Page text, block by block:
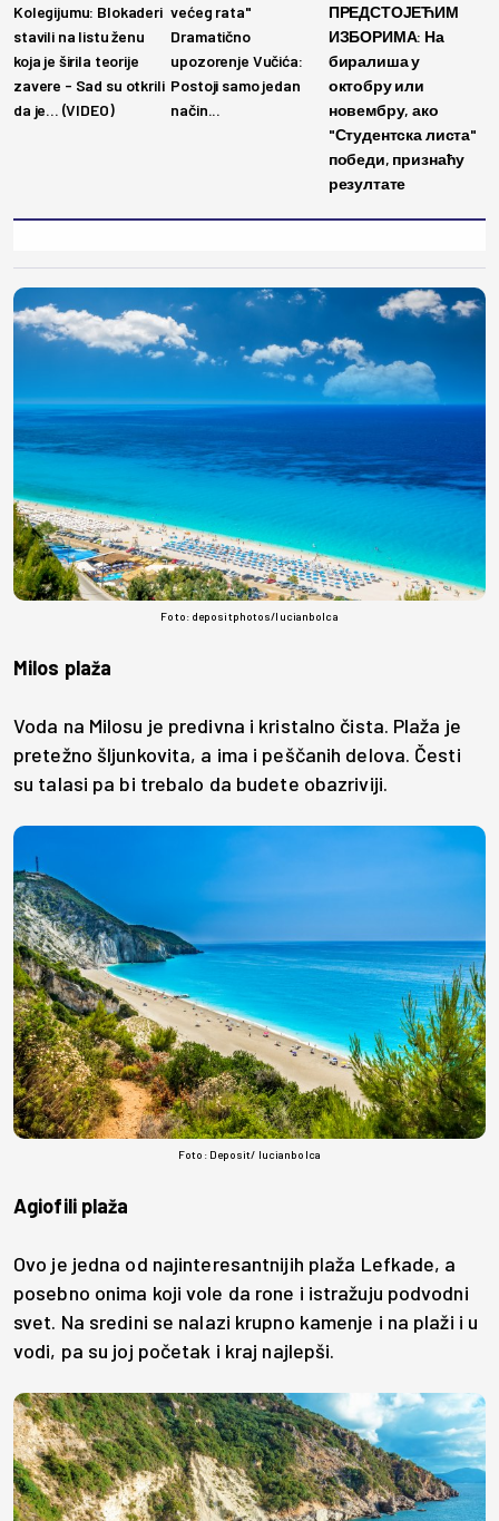
Kolegijumu: Blokaderi
stavili na listu ženu
koja je širila teorije
zavere - Sad su otkrili
da je... (VIDEO)
većeg rata"
Dramatično
upozorenje Vučića:
Postoji samo jedan
način...
ПРЕДСТОЈЕЋИМ
ИЗБОРИМА: На
биралиша у
октобру или
новембру, ако
"Студентска листа"
победи, признаћу
резултате
Foto: depositphotos/lucianbolca
Milos plaža
Voda na Milosu je predivna i kristalno čista. Plaža je
pretežno šljunkovita, a ima i peščanih delova. Česti
su talasi pa bi trebalo da budete obazriviji.
Foto: Deposit/ lucianbolca
Agiofili plaža
Ovo je jedna od najinteresantnijih plaža Lefkade, a
posebno onima koji vole da rone i istražuju podvodni
svet. Na sredini se nalazi krupno kamenje i na plaži i u
vodi, pa su joj početak i kraj najlepši.